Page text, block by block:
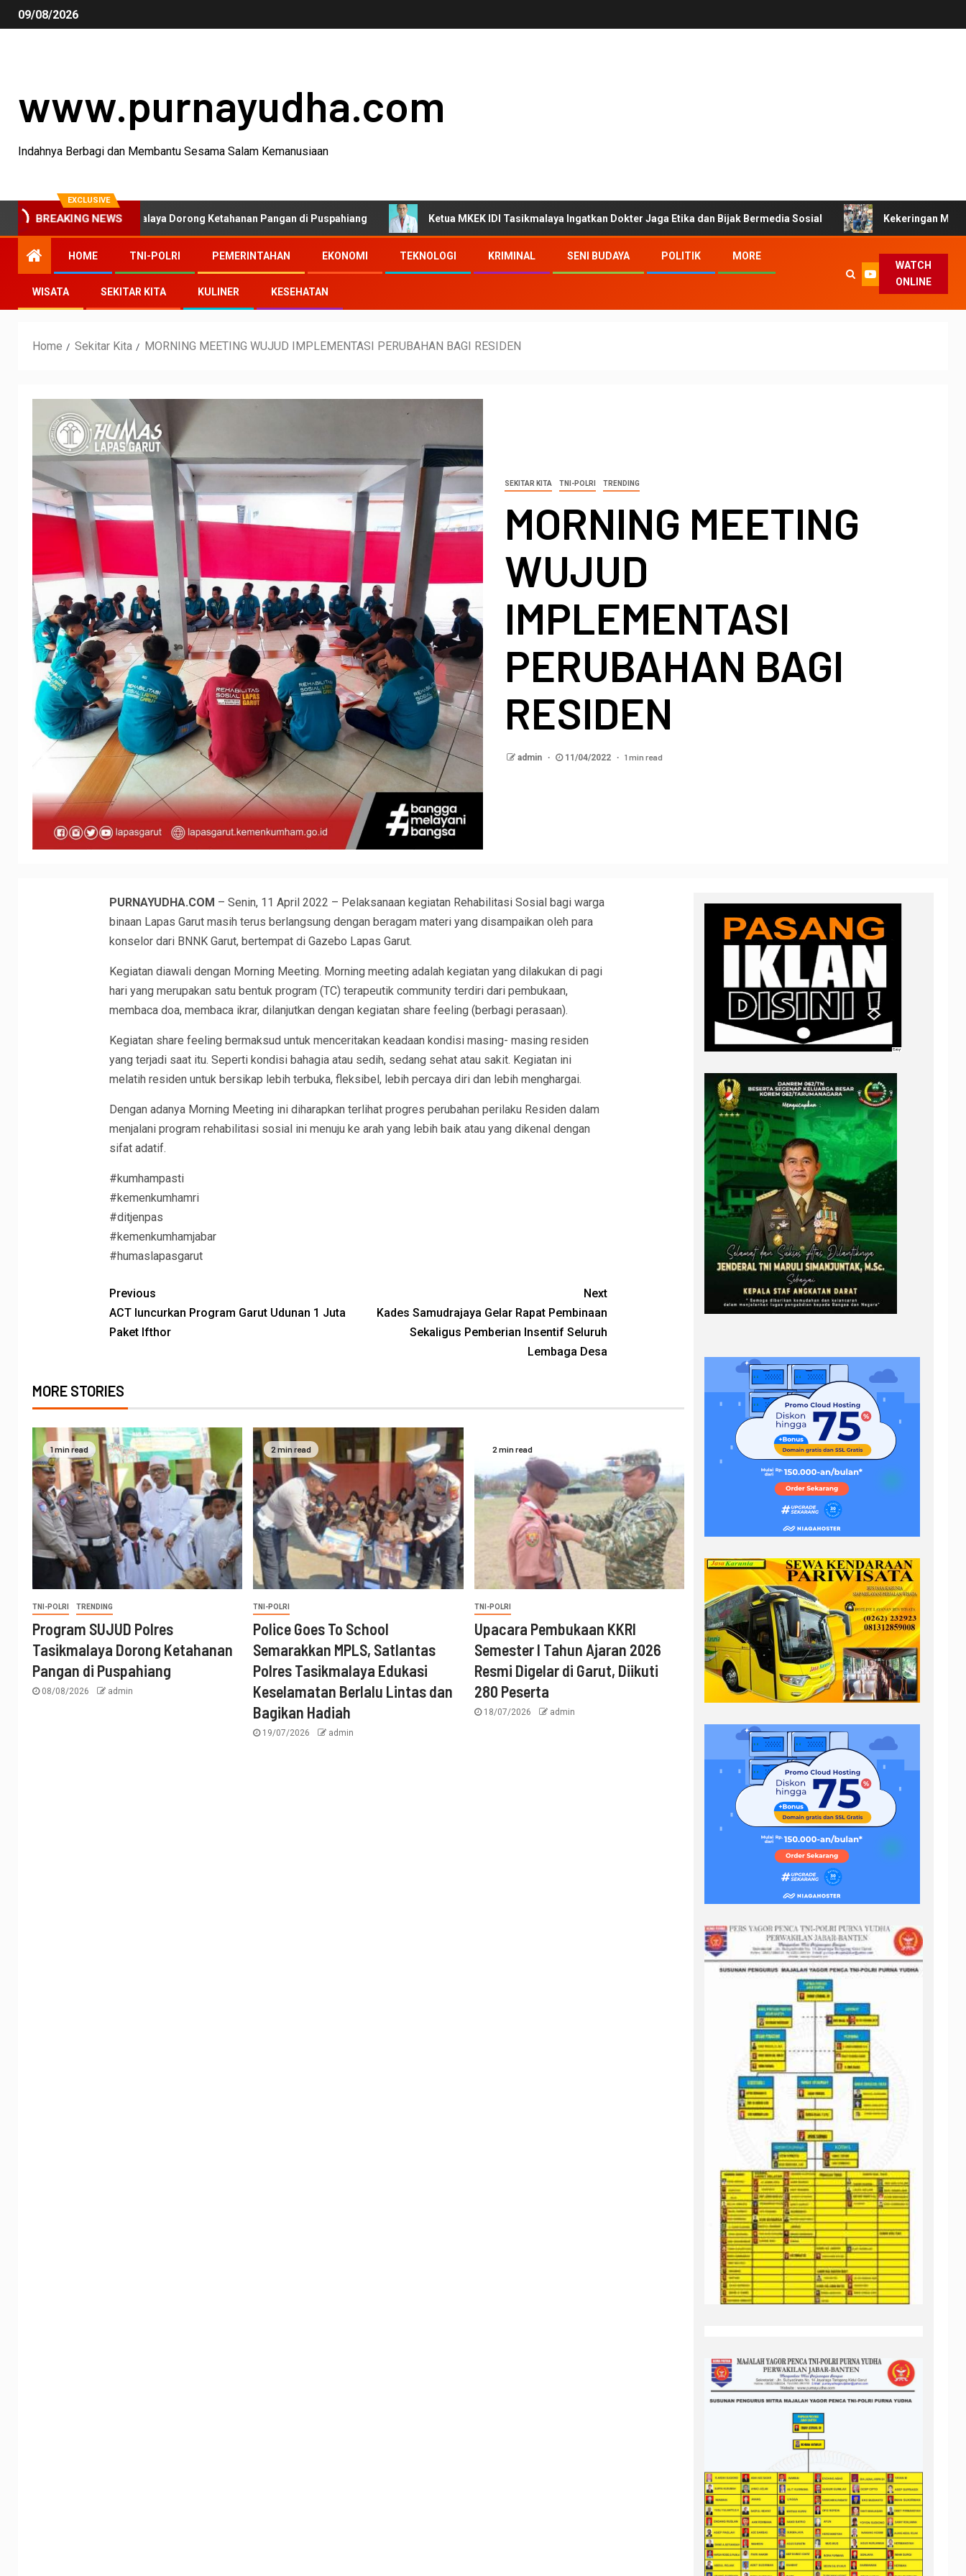
09/08/2026
www.purnayudha.com
Indahnya Berbagi dan Membantu Sesama Salam Kemanusiaan
EXCLUSIVE
BREAKING NEWS
Polres Tasikmalaya Dorong Ketahanan Pangan di Puspahiang Ketua MKEK IDI Tasikmalaya Ingatkan Dokter Jaga Etika dan Bijak Bermedia Sosial Kekeringan Melanda
HOME TNI-POLRI PEMERINTAHAN EKONOMI TEKNOLOGI KRIMINAL SENI BUDAYA POLITIK MORE
WISATA SEKITAR KITA KULINER KESEHATAN
WATCH
ONLINE
Home Sekitar Kita MORNING MEETING WUJUD IMPLEMENTASI PERUBAHAN BAGI RESIDEN
SEKITAR KITA TNI-POLRI TRENDING
MORNING MEETING
WUJUD
IMPLEMENTASI
PERUBAHAN BAGI
RESIDEN
admin 11/04/2022 1 min read
PURNAYUDHA.COM – Senin, 11 April 2022 – Pelaksanaan kegiatan Rehabilitasi Sosial bagi warga
binaan Lapas Garut masih terus berlangsung dengan beragam materi yang disampaikan oleh para
konselor dari BNNK Garut, bertempat di Gazebo Lapas Garut.
Kegiatan diawali dengan Morning Meeting. Morning meeting adalah kegiatan yang dilakukan di pagi
hari yang merupakan satu bentuk program (TC) terapeutik community terdiri dari pembukaan,
membaca doa, membaca ikrar, dilanjutkan dengan kegiatan share feeling (berbagi perasaan).
Kegiatan share feeling bermaksud untuk menceritakan keadaan kondisi masing- masing residen
yang terjadi saat itu. Seperti kondisi bahagia atau sedih, sedang sehat atau sakit. Kegiatan ini
melatih residen untuk bersikap lebih terbuka, fleksibel, lebih percaya diri dan lebih menghargai.
Dengan adanya Morning Meeting ini diharapkan terlihat progres perubahan perilaku Residen dalam
menjalani program rehabilitasi sosial ini menuju ke arah yang lebih baik atau yang dikenal dengan
sifat adatif.
#kumhampasti
#kemenkumhamri
#ditjenpas
#kemenkumhamjabar
#humaslapasgarut
Previous
ACT luncurkan Program Garut Udunan 1 Juta
Paket Ifthor
Next
Kades Samudrajaya Gelar Rapat Pembinaan
Sekaligus Pemberian lnsentif Seluruh
Lembaga Desa
MORE STORIES
1 min read
TNI-POLRI TRENDING
Program SUJUD Polres
Tasikmalaya Dorong Ketahanan
Pangan di Puspahiang
08/08/2026 admin
2 min read
TNI-POLRI
Police Goes To School
Semarakkan MPLS, Satlantas
Polres Tasikmalaya Edukasi
Keselamatan Berlalu Lintas dan
Bagikan Hadiah
19/07/2026 admin
2 min read
TNI-POLRI
Upacara Pembukaan KKRI
Semester I Tahun Ajaran 2026
Resmi Digelar di Garut, Diikuti
280 Peserta
18/07/2026 admin